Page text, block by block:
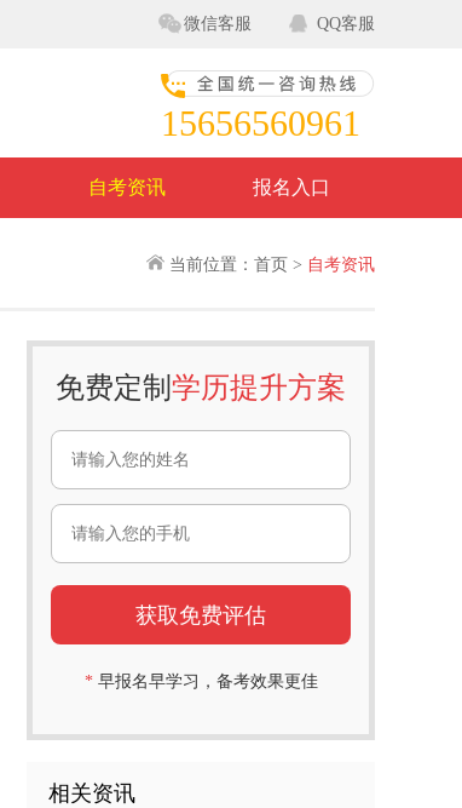
微信客服 QQ客服
15656560961
自考资讯 报名入口
当前位置：首页 > 自考资讯
免费定制 学历提升方案
* 早报名早学习，备考效果更佳
相关资讯